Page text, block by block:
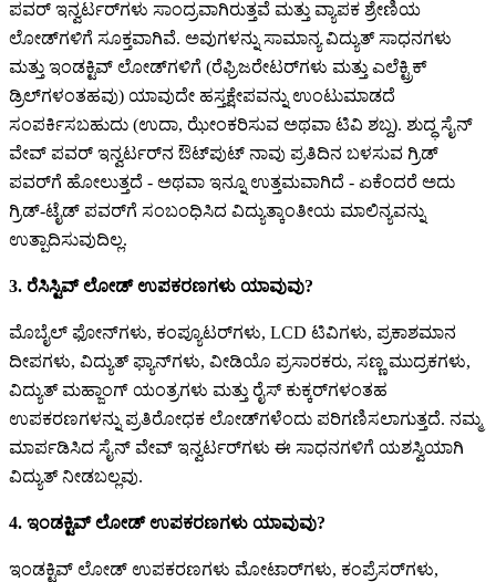
ಪವರ್ ಇನ್ವರ್ಟರ್‌ಗಳು ಸಾಂದ್ರವಾಗಿರುತ್ತವೆ ಮತ್ತು ವ್ಯಾಪಕ ಶ್ರೇಣಿಯ
ಲೋಡ್‌ಗಳಿಗೆ ಸೂಕ್ತವಾಗಿವೆ. ಅವುಗಳನ್ನು ಸಾಮಾನ್ಯ ವಿದ್ಯುತ್ ಸಾಧನಗಳು
ಮತ್ತು ಇಂಡಕ್ಟಿವ್ ಲೋಡ್‌ಗಳಿಗೆ (ರೆಫ್ರಿಜರೇಟರ್‌ಗಳು ಮತ್ತು ಎಲೆಕ್ಟ್ರಿಕ್
ಡ್ರಿಲ್‌ಗಳಂತಹವು) ಯಾವುದೇ ಹಸ್ತಕ್ಷೇಪವನ್ನು ಉಂಟುಮಾಡದೆ
ಸಂಪರ್ಕಿಸಬಹುದು (ಉದಾ, ಝೇಂಕರಿಸುವ ಅಥವಾ ಟಿವಿ ಶಬ್ದ). ಶುದ್ಧ ಸೈನ್
ವೇವ್ ಪವರ್ ಇನ್ವರ್ಟರ್‌ನ ಔಟ್‌ಪುಟ್ ನಾವು ಪ್ರತಿದಿನ ಬಳಸುವ ಗ್ರಿಡ್
ಪವರ್‌ಗೆ ಹೋಲುತ್ತದೆ - ಅಥವಾ ಇನ್ನೂ ಉತ್ತಮವಾಗಿದೆ - ಏಕೆಂದರೆ ಅದು
ಗ್ರಿಡ್-ಟೈಡ್ ಪವರ್‌ಗೆ ಸಂಬಂಧಿಸಿದ ವಿದ್ಯುತ್ಕಾಂತೀಯ ಮಾಲಿನ್ಯವನ್ನು
ಉತ್ಪಾದಿಸುವುದಿಲ್ಲ.
3. ರೆಸಿಸ್ಟಿವ್ ಲೋಡ್ ಉಪಕರಣಗಳು ಯಾವುವು?
ಮೊಬೈಲ್ ಫೋನ್‌ಗಳು, ಕಂಪ್ಯೂಟರ್‌ಗಳು, LCD ಟಿವಿಗಳು, ಪ್ರಕಾಶಮಾನ
ದೀಪಗಳು, ವಿದ್ಯುತ್ ಫ್ಯಾನ್‌ಗಳು, ವೀಡಿಯೊ ಪ್ರಸಾರಕರು, ಸಣ್ಣ ಮುದ್ರಕಗಳು,
ವಿದ್ಯುತ್ ಮಹ್ಜಾಂಗ್ ಯಂತ್ರಗಳು ಮತ್ತು ರೈಸ್ ಕುಕ್ಕರ್‌ಗಳಂತಹ
ಉಪಕರಣಗಳನ್ನು ಪ್ರತಿರೋಧಕ ಲೋಡ್‌ಗಳೆಂದು ಪರಿಗಣಿಸಲಾಗುತ್ತದೆ. ನಮ್ಮ
ಮಾರ್ಪಡಿಸಿದ ಸೈನ್ ವೇವ್ ಇನ್ವರ್ಟರ್‌ಗಳು ಈ ಸಾಧನಗಳಿಗೆ ಯಶಸ್ವಿಯಾಗಿ
ವಿದ್ಯುತ್ ನೀಡಬಲ್ಲವು.
4. ಇಂಡಕ್ಟಿವ್ ಲೋಡ್ ಉಪಕರಣಗಳು ಯಾವುವು?
ಇಂಡಕ್ಟಿವ್ ಲೋಡ್ ಉಪಕರಣಗಳು ಮೋಟಾರ್‌ಗಳು, ಕಂಪ್ರೆಸರ್‌ಗಳು,